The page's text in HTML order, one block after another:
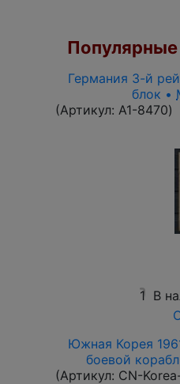
Германия 3-й
блок •
(Артикул: A1-8470)
1 В
Южная Корея
боевой
(Артикул: CN-